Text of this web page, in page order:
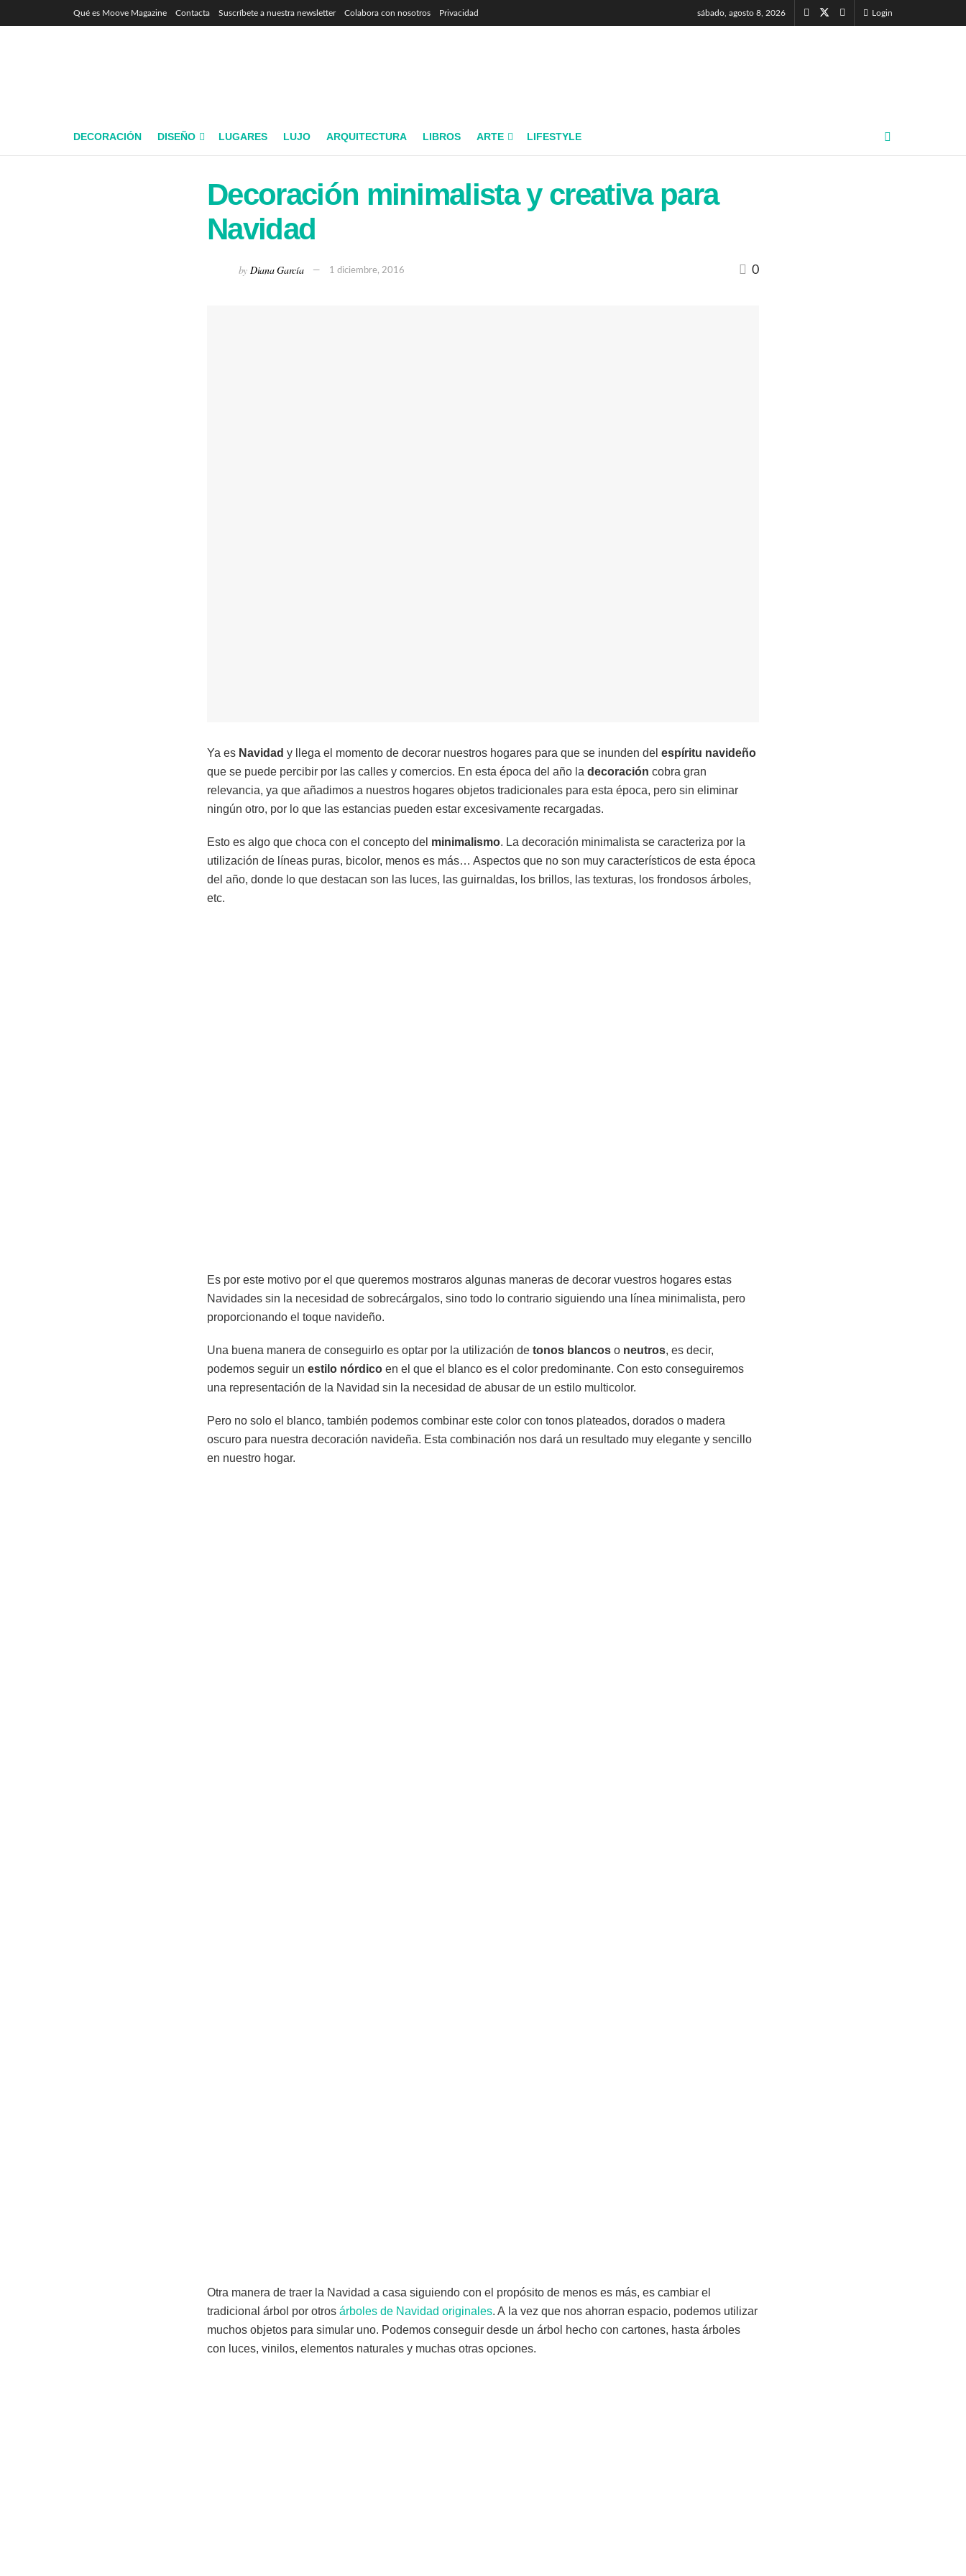
Qué es Moove Magazine Contacta Suscríbete a nuestra newsletter Colabora con nosotros Privacidad sábado, agosto 8, 2026 Login
DECORACIÓN DISEÑO LUGARES LUJO ARQUITECTURA LIBROS ARTE LIFESTYLE
Decoración minimalista y creativa para
Navidad
by Diana García 1 diciembre, 2016 0
Ya es Navidad y llega el momento de decorar nuestros hogares para que se inunden del espíritu navideño
que se puede percibir por las calles y comercios. En esta época del año la decoración cobra gran
relevancia, ya que añadimos a nuestros hogares objetos tradicionales para esta época, pero sin eliminar
ningún otro, por lo que las estancias pueden estar excesivamente recargadas.
Esto es algo que choca con el concepto del minimalismo. La decoración minimalista se caracteriza por la
utilización de líneas puras, bicolor, menos es más… Aspectos que no son muy característicos de esta época
del año, donde lo que destacan son las luces, las guirnaldas, los brillos, las texturas, los frondosos árboles,
etc.
Es por este motivo por el que queremos mostraros algunas maneras de decorar vuestros hogares estas
Navidades sin la necesidad de sobrecárgalos, sino todo lo contrario siguiendo una línea minimalista, pero
proporcionando el toque navideño.
Una buena manera de conseguirlo es optar por la utilización de tonos blancos o neutros, es decir,
podemos seguir un estilo nórdico en el que el blanco es el color predominante. Con esto conseguiremos
una representación de la Navidad sin la necesidad de abusar de un estilo multicolor.
Pero no solo el blanco, también podemos combinar este color con tonos plateados, dorados o madera
oscuro para nuestra decoración navideña. Esta combinación nos dará un resultado muy elegante y sencillo
en nuestro hogar.
Otra manera de traer la Navidad a casa siguiendo con el propósito de menos es más, es cambiar el
tradicional árbol por otros árboles de Navidad originales. A la vez que nos ahorran espacio, podemos utilizar
muchos objetos para simular uno. Podemos conseguir desde un árbol hecho con cartones, hasta árboles
con luces, vinilos, elementos naturales y muchas otras opciones.